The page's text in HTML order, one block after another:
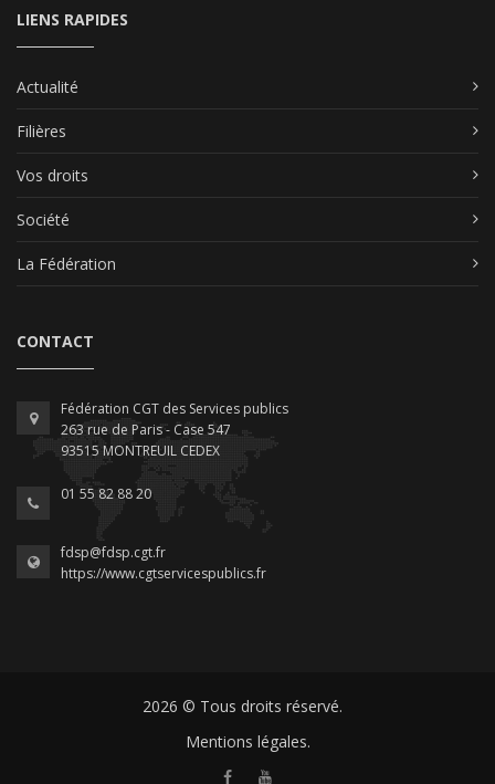
LIENS RAPIDES
Actualité
Filières
Vos droits
Société
La Fédération
CONTACT
Fédération CGT des Services publics
263 rue de Paris - Case 547
93515 MONTREUIL CEDEX
01 55 82 88 20
fdsp@fdsp.cgt.fr
https://www.cgtservicespublics.fr
2026 © Tous droits réservé.
Mentions légales.